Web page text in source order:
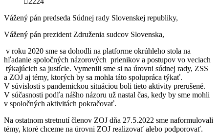
Vážený pán predseda Súdnej rady Slovenskej republiky,
Vážený pán prezident Združenia sudcov Slovenska,
v roku 2020 sme sa dohodli na platforme okrúhleho stola na
hľadanie spoločných názorových prienikov a postupov vo veciach
týkajúcich sa justície. Vymenili sme si na úrovni súdnej rady, ZSS
a ZOJ aj témy, ktorých by sa mohla táto spolupráca týkať.
V súvislosti s pandemickou situáciou boli tieto aktivity prerušené.
V súčasnosti podľa nášho názoru už nastal čas, kedy by sme mohli
v spoločných aktivitách pokračovať.
Na ostatnom stretnutí členov ZOJ dňa 27.5.2022 sme naformulovali
témy, ktoré chceme na úrovni ZOJ realizovať alebo podporovať.